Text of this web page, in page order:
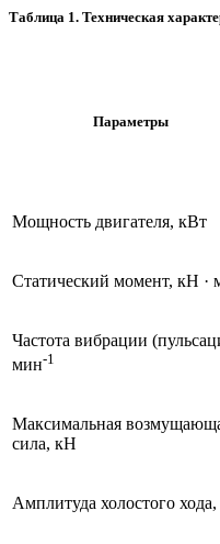
Таблица 1. Техническая
Параметры
Мощность двигателя, кВт
Статический момент, кН ·
Частота вибрации
мин-1
Максимальная
сила, кН
Амплитуда холостого